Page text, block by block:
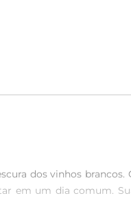
dos vinhos
em um dia comum.